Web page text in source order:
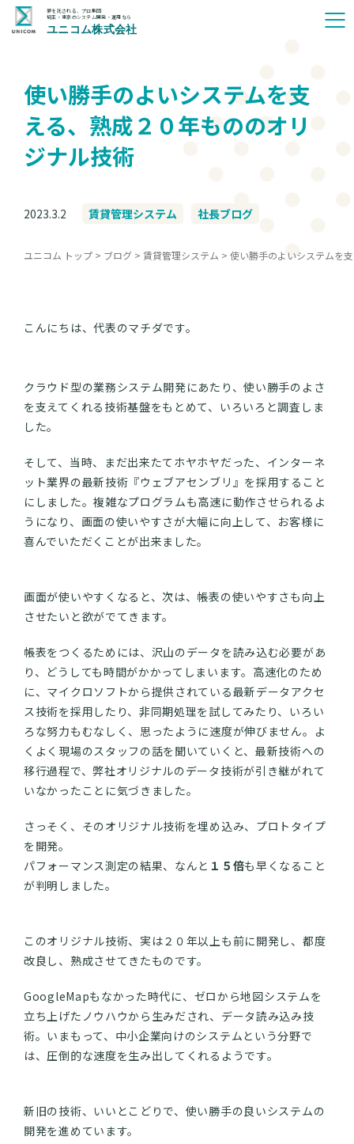
夢を託される、プロ集団
埼玉・東京のシステム開発・運用なら
ユニコム株式会社
使い勝手のよいシステムを支
える、熟成２０年もののオリ
ジナル技術
2023.3.2 賃貸管理システム 社長ブログ
ユニコム トップ > ブログ > 賃貸管理システム > 使い勝手のよいシステムを
こんにちは、代表のマチダです。
クラウド型の業務システム開発にあたり、使い勝手のよさ
を支えてくれる技術基盤をもとめて、いろいろと調査しま
した。
そして、当時、まだ出来たてホヤホヤだった、インターネ
ット業界の最新技術『ウェブアセンブリ』を採用すること
にしました。複雑なプログラムも高速に動作させられるよ
うになり、画面の使いやすさが大幅に向上して、お客様に
喜んでいただくことが出来ました。
画面が使いやすくなると、次は、帳表の使いやすさも向上
させたいと欲がでてきます。
帳表をつくるためには、沢山のデータを読み込む必要があ
り、どうしても時間がかかってしまいます。高速化のため
に、マイクロソフトから提供されている最新データアクセ
ス技術を採用したり、非同期処理を試してみたり、いろい
ろな努力もむなしく、思ったように速度が伸びません。よ
くよく現場のスタッフの話を聞いていくと、最新技術への
移行過程で、弊社オリジナルのデータ技術が引き継がれて
いなかったことに気づきました。
さっそく、そのオリジナル技術を埋め込み、プロトタイプ
を開発。
パフォーマンス測定の結果、なんと １５倍も早くなること
が判明しました。
このオリジナル技術、実は２０年以上も前に開発し、都度
改良し、熟成させてきたものです。
GoogleMapもなかった時代に、ゼロから地図システムを
立ち上げたノウハウから生みだされ、データ読み込み技
術。いまもって、中小企業向けのシステムという分野で
は、圧倒的な速度を生み出してくれるようです。
新旧の技術、いいとこどりで、使い勝手の良いシステムの
開発を進めています。